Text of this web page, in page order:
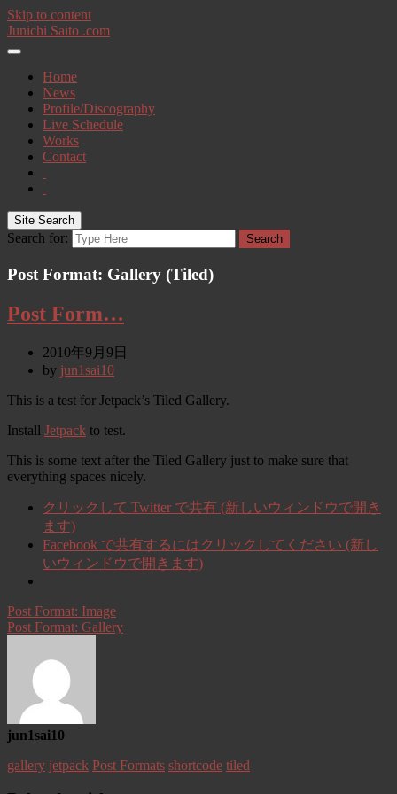
Skip to content
Junichi Saito .com
Home
News
Profile/Discography
Live Schedule
Works
Contact
Site Search
Search for: Search
Post Format: Gallery (Tiled)
Post Form…
2010年9月9日
by jun1sai10
This is a test for Jetpack’s Tiled Gallery.
Install Jetpack to test.
This is some text after the Tiled Gallery just to make sure that
everything spaces nicely.
クリックして Twitter で共有 (新しいウィンドウで開き
ます)
Facebook で共有するにはクリックしてください (新し
いウィンドウで開きます)
Post Format: Image
Post Format: Gallery
jun1sai10
gallery jetpack Post Formats shortcode tiled